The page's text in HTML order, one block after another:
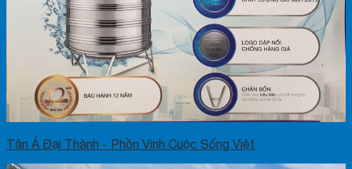
Tân Á Đại Thành - Phồn Vinh Cuộc Sống Việt